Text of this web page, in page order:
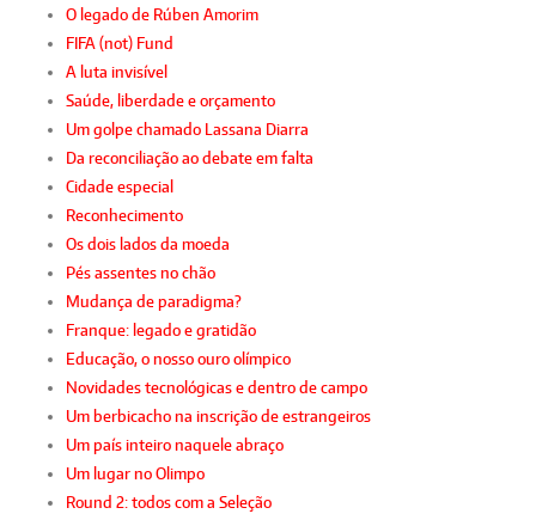
O legado de Rúben Amorim
FIFA (not) Fund
A luta invisível
Saúde, liberdade e orçamento
Um golpe chamado Lassana Diarra
Da reconciliação ao debate em falta
Cidade especial
Reconhecimento
Os dois lados da moeda
Pés assentes no chão
Mudança de paradigma?
Franque: legado e gratidão
Educação, o nosso ouro olímpico
Novidades tecnológicas e dentro de campo
Um berbicacho na inscrição de estrangeiros
Um país inteiro naquele abraço
Um lugar no Olimpo
Round 2: todos com a Seleção